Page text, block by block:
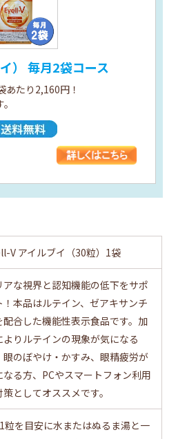
） 毎月2袋コース
あたり2,160円！
V アイルブイ（30粒）1袋
アな視界と認知機能の低下をサポ
！本品はルテイン、ゼアキサンチ
配合した機能性表示食品です。加
よりルテインの現象が気になる
眼のぼやけ・かすみ、眼精疲労が
なる方、PCやスマートフォン利用
策としてオススメです。
粒を目安に水またはぬるま湯と一